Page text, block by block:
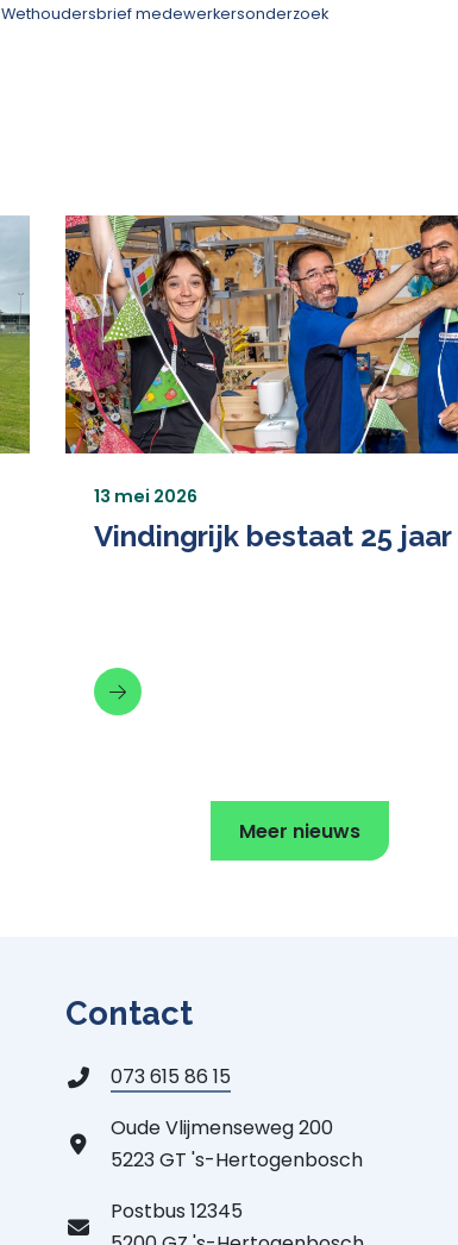
Wethoudersbrief medewerkersonderzoek
Vindingrijk bestaat 25 jaar
13 mei 2026
Meer nieuws
Contact
073 615 86 15
Oude Vlijmenseweg 200
5223 GT 's-Hertogenbosch
Postbus 12345